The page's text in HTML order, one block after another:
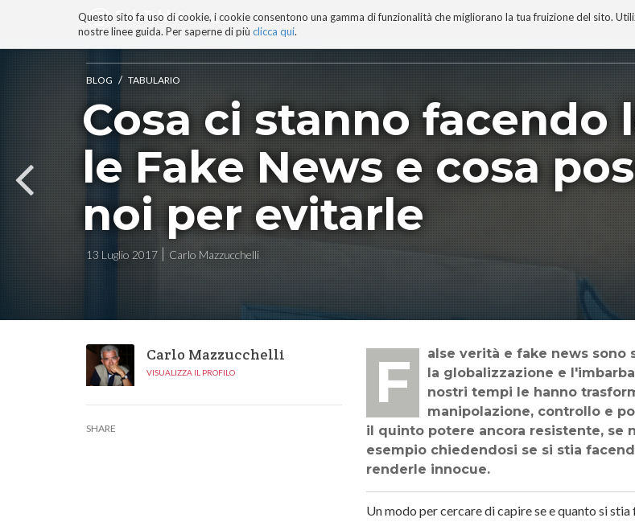
Questo sito fa uso di cookie, i cookie consentono una gamma di funzionalità che migliorano la tua fruizione del sito.
nostre linee guida. Per saperne di più clicca qui.
BLOG TECNOCONSAPEVOLEZZA TECNOBIBLIOGRAFIA I MIEI LIBRI PROGETTO
ai
contenuti.
Salta
alla
BLOG / TABULARIO
Cosa ci stanno facendo
le Fake News e cosa
noi per evitarle
13 Luglio 2017 Carlo Mazzucchelli
Carlo Mazzucchelli
VISUALIZZA IL PROFILO
SHARE
False verità e fake news sono sempre esistite ma la pervasività della tecnologia,
la globalizzazione e
nostri tempi le hanno
manipolazione, controllo e
il quinto potere ancora resistente, se
esempio chiedendosi se si stia
renderle innocue.
Un modo per cercare di capire se e quanto si